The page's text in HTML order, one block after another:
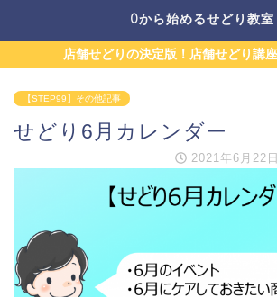
0から始めるせどり教室
店舗せどりの決定版！店舗せどり講
【STEP99】その他記事
せどり6月カレンダー
2021年6月22日